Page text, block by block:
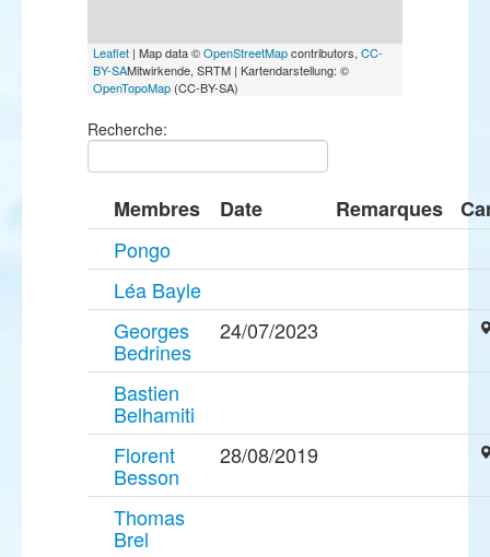
Leaflet | Map data ©OpenStreetMapcontributors, CC-
BY-SAMitwirkende, SRTM | Kartendarstellung: ©
OpenTopoMap (CC-BY-SA)
Recherche:
Membres Date Remarques
Pongo
Léa Bayle
Georges
Bedrines
24/07/2023
Bastien
Belhamiti
Florent
Besson
28/08/2019
Thomas
Brel